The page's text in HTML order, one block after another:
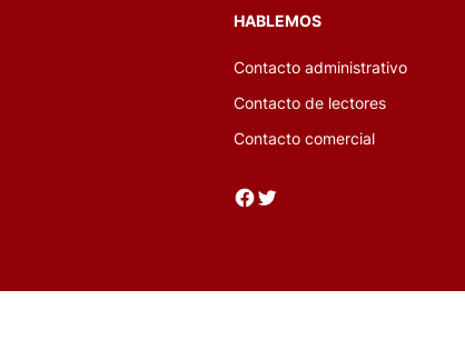
HABLEMOS
Contacto administrativo
Contacto de lectores
Contacto comercial
Facebook Twitter